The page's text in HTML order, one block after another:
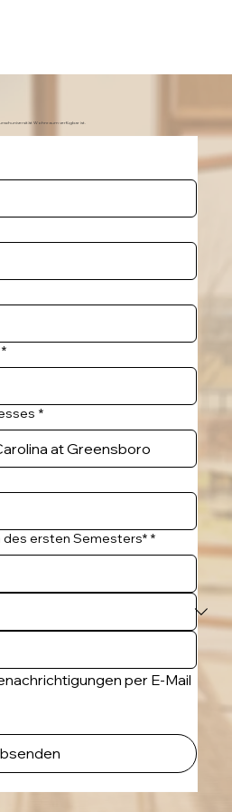
Wohnraum verfügbar ist.
*
*
des ersten Semesters* *
per E-Mail